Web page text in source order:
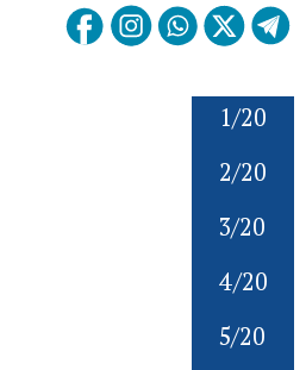
1/20
2/20
3/20
4/20
5/20